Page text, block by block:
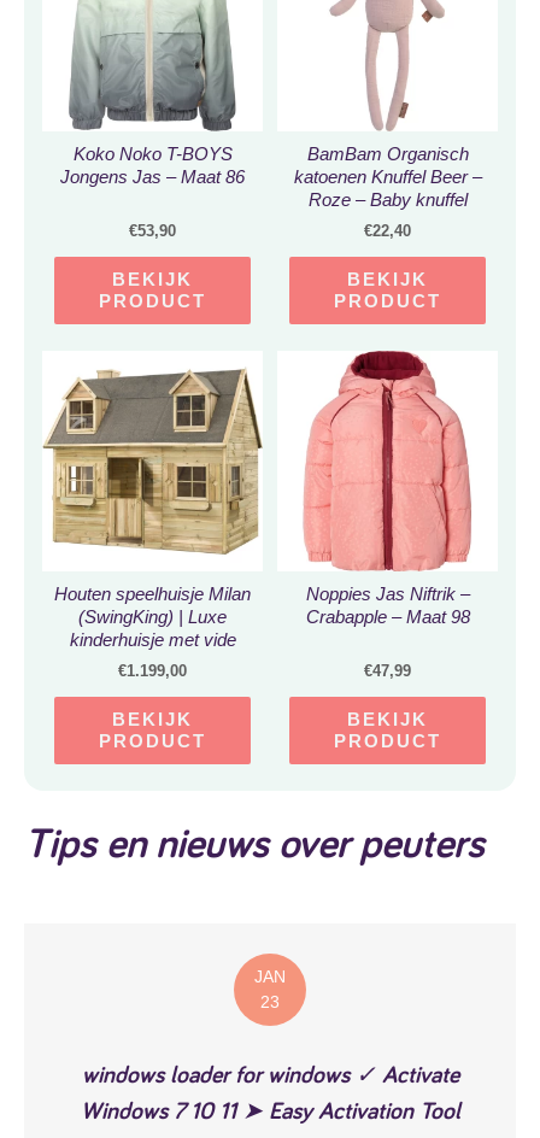
Koko Noko T-BOYS
Jongens Jas – Maat 86
€53,90
BEKIJK
PRODUCT
BamBam Organisch
katoenen Knuffel Beer –
Roze – Baby knuffel
€22,40
BEKIJK
PRODUCT
Houten speelhuisje Milan
(SwingKing) | Luxe
kinderhuisje met vide
voor Buiten in de Tuin |
jaar | FSC hout
€1.199,00
BEKIJK
PRODUCT
Noppies Jas Niftrik –
Crabapple – Maat 98
€47,99
BEKIJK
PRODUCT
Tips en nieuws over peuters
JAN
23
windows loader for windows ✓ Activate
Windows 7 10 11 ➤ Easy Activation Tool